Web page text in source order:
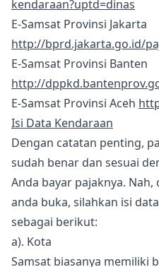
kendaraan?uptd=dinas
E-Samsat Provinsi Jakarta
http://bprd.jakarta.go.id/
E-Samsat Provinsi Banten
http://
E-Samsat Provinsi Aceh
Isi Data Kendaraan
Dengan catatan penting,
sudah benar dan sesuai
Anda bayar pajaknya. Nah,
anda buka, silahkan isi
sebagai berikut:
a). Kota
Samsat biasanya memiliki